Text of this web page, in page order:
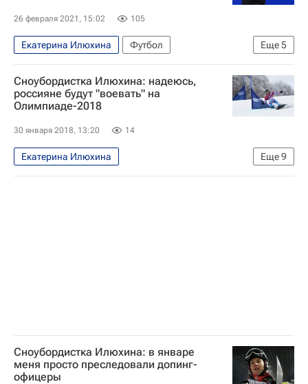
26 февраля 2021, 15:02 105
Еще5
Екатерина Илюхина
Футбол
Российский футбольный союз (РФС)
Никита Симонян
Евгений Гинер
Сергей Прядкин
Сноубордистка Илюхина: надеюсь,
россияне будут "воевать" на
Олимпиаде-2018
30 января 2018, 13:20 14
Еще9
Екатерина Илюхина
Сноуборд - Пхенчхан 2018
Сноубордистка Илюхина: в январе
меня просто преследовали допинг-
офицеры